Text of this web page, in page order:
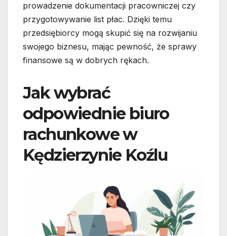
prowadzenie dokumentacji pracowniczej czy
przygotowywanie list płac. Dzięki temu
przedsiębiorcy mogą skupić się na rozwijaniu
swojego biznesu, mając pewność, że sprawy
finansowe są w dobrych rękach.
Jak wybrać
odpowiednie biuro
rachunkowe w
Kędzierzynie Koźlu